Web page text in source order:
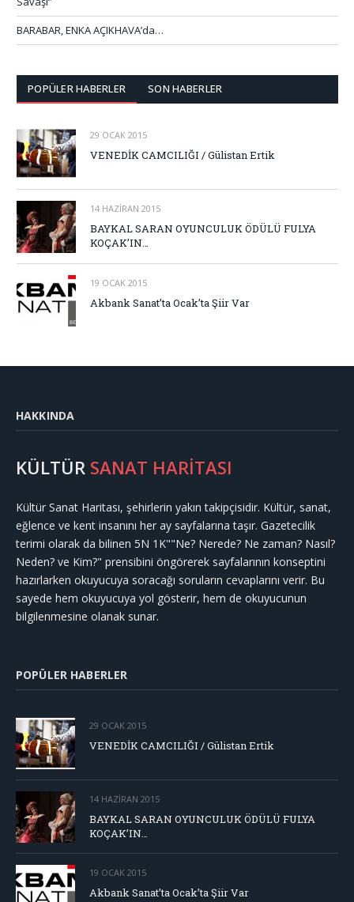
BARABAR, ENKA AÇIKHAVA’da…
POPÜLER HABERLER SON HABERLER
29 OCAK 2015
VENEDİK CAMCILIĞI / Gülistan Ertik
14 HAZIRAN 2015
BAYKAL SARAN OYUNCULUK ÖDÜLÜ FULYA
KOÇAK’IN…
19 OCAK 2015
Akbank Sanat’ta Ocak’ta Şiir Var
HAKKINDA
KÜLTÜR SANAT HARİTASI
Kültür Sanat Haritası, şehirlerin yakın takipçisidir. Kültür, sanat,
eğlence ve kent insanını her ay sayfalarına taşır. Gazetecilik
terimi olarak da bilinen 5N 1K""Ne? Nerede? Ne zaman? Nasıl?
Neden? ve Kim?" prensibini öngörerek sayfalarının konseptini
hazırlarken okuyucuya soracağı soruların cevaplarını verir. Bu
sayede hem okuyucuya yol gösterir, hem de okuyucunun
bilgilenmesine olanak sunar.
POPÜLER HABERLER
29 OCAK 2015
VENEDİK CAMCILIĞI / Gülistan Ertik
14 HAZIRAN 2015
BAYKAL SARAN OYUNCULUK ÖDÜLÜ FULYA
KOÇAK’IN…
19 OCAK 2015
Akbank Sanat’ta Ocak’ta Şiir Var